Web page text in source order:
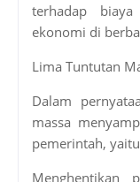
terhadap
ekonomi di
Lima Tuntutan
Dalam
massa
pemerintah,
Menghentikan